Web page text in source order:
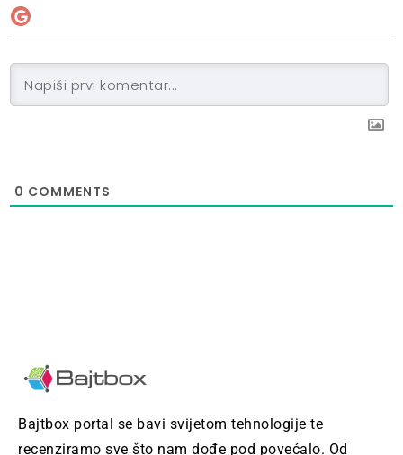
0 COMMENTS
Bajtbox portal se bavi svijetom tehnologije te
recenziramo sve što nam dođe pod povećalo. Od